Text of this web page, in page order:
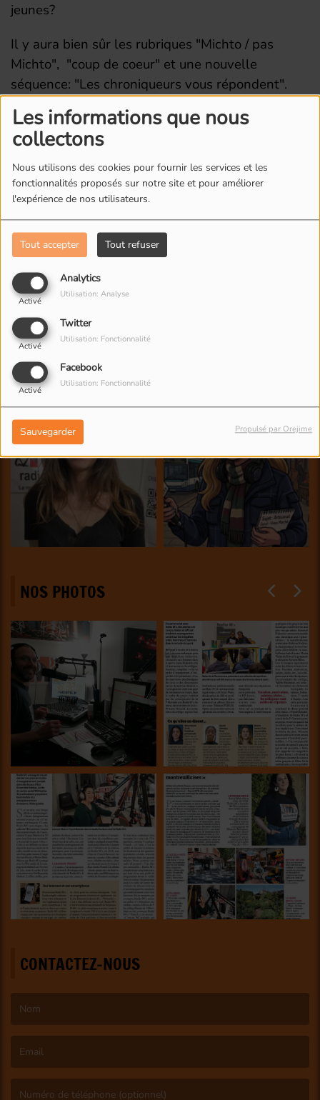
Les informations que nous
collectons
Nous utilisons des cookies pour fournir les services et les
fonctionnalités proposés sur notre site et pour améliorer
l'expérience de nos utilisateurs.
Tout accepter Tout refuser
Analytics
Activé
Utilisation: Analyse
Twitter
Activé
Utilisation: Fonctionnalité
Facebook
Activé
Utilisation: Fonctionnalité
Sauvegarder Propulsé par Orejime
jeunes?
Il y aura bien sûr les rubriques "Michto / pas
Michto", "coup de coeur" et une nouvelle
séquence: "Les chroniqueurs vous répondent".
L'ÉQUIPE DE RADIO M'S
NOS PHOTOS
CONTACTEZ-NOUS